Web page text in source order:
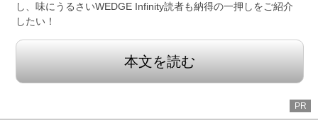
し、味にうるさいWEDGE Infinity読者も納得の一押しをご紹介
したい！
本文を読む
PR